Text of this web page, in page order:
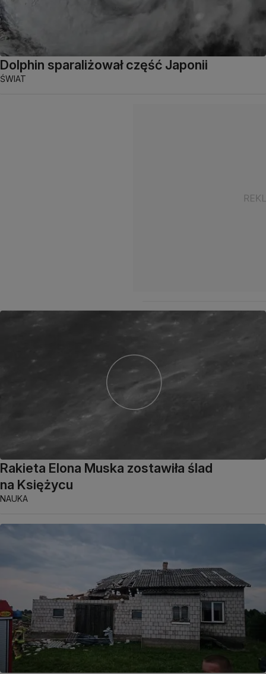
Dolphin sparaliżował część Japonii
ŚWIAT
Rakieta Elona Muska zostawiła ślad
na Księżycu
NAUKA